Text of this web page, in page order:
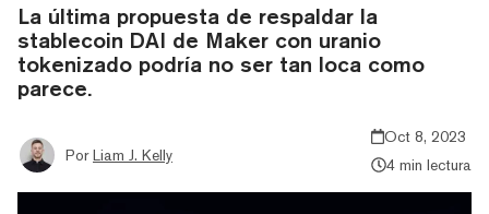
La última propuesta de respaldar la
stablecoin DAI de Maker con uranio
tokenizado podría no ser tan loca como
parece.
Por Liam J. Kelly
Oct 8, 2023
4 min lectura